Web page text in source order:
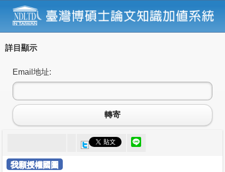
詳目顯示
Email地址:
轉寄
我願授權國圖